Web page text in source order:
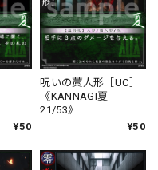
¥50
呪いの藁人形［UC］
《KANNAGI夏
21/53》
¥50